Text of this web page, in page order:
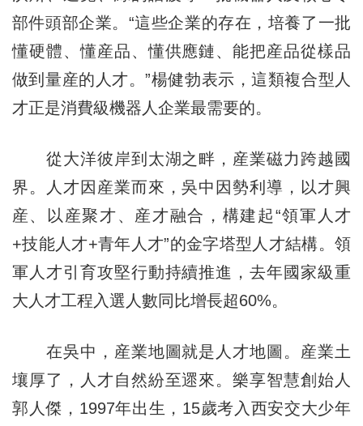
部件頭部企業。“這些企業的存在，培養了一批
懂硬體、懂産品、懂供應鏈、能把産品從樣品
做到量産的人才。”楊健勃表示，這類複合型人
才正是消費級機器人企業最需要的。
從大洋彼岸到太湖之畔，産業磁力跨越國
界。人才因産業而來，吳中因勢利導，以才興
産、以産聚才、産才融合，構建起“領軍人才
+技能人才+青年人才”的金字塔型人才結構。領
軍人才引育攻堅行動持續推進，去年國家級重
大人才工程入選人數同比增長超60%。
在吳中，産業地圖就是人才地圖。産業土
壤厚了，人才自然紛至遝來。樂享智慧創始人
郭人傑，1997年出生，15歲考入西安交大少年